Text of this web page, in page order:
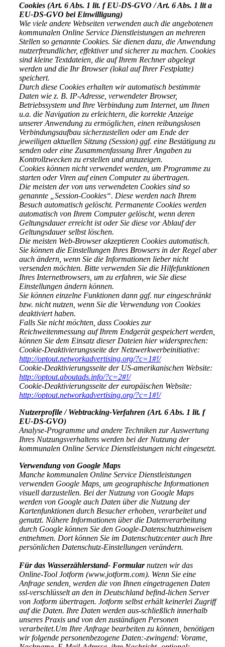
Cookies (Art. 6 Abs. 1 lit. f EU-DS-GVO / Art. 6 Abs. 1 lit a
EU-DS-GVO bei Einwilligung)
Wie viele andere Webseiten verwenden auch die angebotenen
kommunalen Online Service Dienstleistungen an mehreren
Stellen so genannte Cookies. Sie dienen dazu, die Anwendung
nutzerfreundlicher, effektiver und sicherer zu machen. Cookies
sind kleine Textdateien, die auf Ihrem Rechner abgelegt
werden und die Ihr Browser (lokal auf Ihrer Festplatte)
speichert.
Durch diese Cookies erhalten wir automatisch bestimmte
Daten wie z. B. IP-Adresse, verwendeter Browser,
Betriebssystem und Ihre Verbindung zum Internet, um Ihnen
u.a. die Navigation zu erleichtern, die korrekte Anzeige
unserer Anwendung zu ermöglichen, einen reibungslosen
Verbindungsaufbau sicherzustellen oder am Ende der
jeweiligen aktuellen Sitzung (Session) ggf. eine Bestätigung zu
senden oder eine Zusammenfassung Ihrer Angaben zu
Kontrollzwecken zu erstellen und anzuzeigen.
Cookies können nicht verwendet werden, um Programme zu
starten oder Viren auf einen Computer zu übertragen.
Die meisten der von uns verwendeten Cookies sind so
genannte „Session-Cookies“. Diese werden nach Ihrem
Besuch automatisch gelöscht. Permanente Cookies werden
automatisch von Ihrem Computer gelöscht, wenn deren
Geltungsdauer erreicht ist oder Sie diese vor Ablauf der
Geltungsdauer selbst löschen.
Die meisten Web-Browser akzeptieren Cookies automatisch.
Sie können die Einstellungen Ihres Browsers in der Regel aber
auch ändern, wenn Sie die Informationen lieber nicht
versenden möchten. Bitte verwenden Sie die Hilfefunktionen
Ihres Internetbrowsers, um zu erfahren, wie Sie diese
Einstellungen ändern können.
Sie können einzelne Funktionen dann ggf. nur eingeschränkt
bzw. nicht nutzen, wenn Sie die Verwendung von Cookies
deaktiviert haben.
Falls Sie nicht möchten, dass Cookies zur
Reichweitenmessung auf Ihrem Endgerät gespeichert werden,
können Sie dem Einsatz dieser Dateien hier widersprechen:
Cookie-Deaktivierungsseite der Netzwerkwerbeinitiative:
http://optout.networkadvertising.org/?c=1#!/
Cookie-Deaktivierungsseite der US-amerikanischen Website:
http://optout.aboutads.info/?c=2#!/
Cookie-Deaktivierungsseite der europäischen Website:
http://optout.networkadvertising.org/?c=1#!/
Nutzerprofile / Webtracking-Verfahren (Art. 6 Abs. 1 lit. f
EU-DS-GVO)
Analyse-Programme und andere Techniken zur Auswertung
Ihres Nutzungsverhaltens werden bei der Nutzung der
kommunalen Online Service Dienstleistungen nicht eingesetzt.
Verwendung von Google Maps
Manche kommunalen Online Service Dienstleistungen
verwenden Google Maps, um geographische Informationen
visuell darzustellen. Bei der Nutzung von Google Maps
werden von Google auch Daten über die Nutzung der
Kartenfunktionen durch Besucher erhoben, verarbeitet und
genutzt. Nähere Informationen über die Datenverarbeitung
durch Google können Sie den Google-Datenschutzhinweisen
entnehmen. Dort können Sie im Datenschutzcenter auch Ihre
persönlichen Datenschutz-Einstellungen verändern.
Für das Wasserzählerstand- Formularnutzen wir das
Online-Tool Jotform (www.jotform.com). Wenn Sie eine
Anfrage senden, werden die von Ihnen eingetragenen Daten
ssl-verschlüsselt an den in Deutschland befind-lichen Server
von Jotform übertragen. Jotform selbst erhält keinerlei Zugriff
auf die Daten. Ihre Daten werden aus-schließlich innerhalb
unseres Praxis und von den zuständigen Personen
verarbeitet.Um Ihre Anfrage bearbeiten zu können, benötigen
wir folgende personenbezogene Daten:-zwingend: Vorame,